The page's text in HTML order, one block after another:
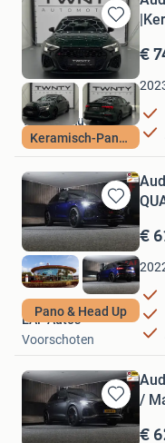
Bewaren
in
Mijn
Favorieten
Keramisch-Pano-HUD
€
TWNTY Automotive
Soesterberg
Bewaren
in
Mijn
Favorieten
Pano & Head Up
€
EAF Auto's
Voorschoten
Bewaren
in
/
€